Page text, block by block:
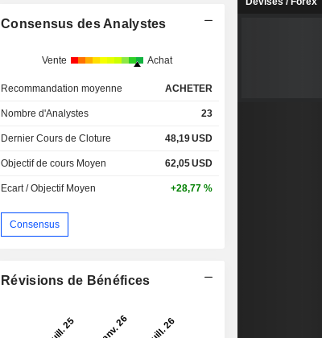
Consensus des Analystes
Vente Achat
Recommandation moyenne ACHETER
Nombre d'Analystes 23
Dernier Cours de Cloture 48,19USD
Objectif de cours Moyen 62,05USD
Ecart / Objectif Moyen +28,77 %
Consensus
Révisions de Bénéfices